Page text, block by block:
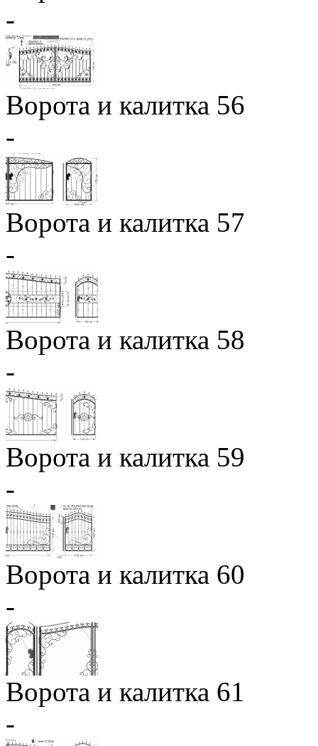
-
Ворота и калитка 56
-
Ворота и калитка 57
-
Ворота и калитка 58
-
Ворота и калитка 59
-
Ворота и калитка 60
-
Ворота и калитка 61
-